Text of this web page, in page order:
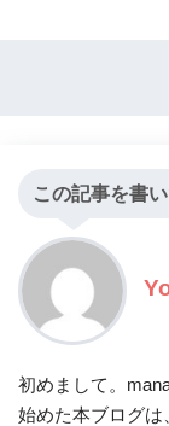
この記事を書
初めまして。
始めた本ブログは